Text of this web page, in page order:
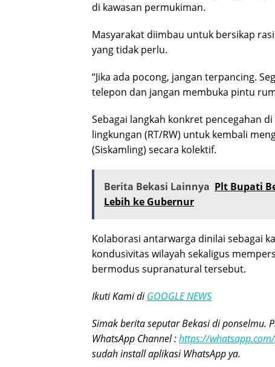
di kawasan permukiman.
Masyarakat diimbau untuk bersikap
yang tidak perlu.
“Jika ada pocong, jangan terpancing.
telepon dan jangan membuka pintu
Sebagai langkah konkret pencegahan
lingkungan (RT/RW) untuk kembali
(Siskamling) secara kolektif.
Berita Bekasi Lainnya Plt Bupati
Lebih ke Gubernur
Kolaborasi antarwarga dinilai sebagai
kondusivitas wilayah sekaligus
bermodus supranatural tersebut.
Ikuti Kami diGOOGLE NEWS
Simak berita seputar Bekasi di ponselmu.
WhatsApp Channel :https://
sudah install aplikasi WhatsApp ya.